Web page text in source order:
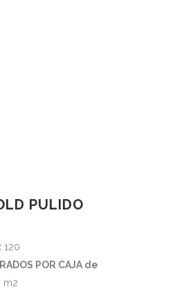
PULIDO
120
POR CAJA de
m2